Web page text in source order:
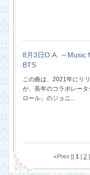
8月3日O.A. ～Music
BTS
この曲は、2021年にリ
が、長年のコラボレー
ロール」のジョニ...
«Prev || 1| 2